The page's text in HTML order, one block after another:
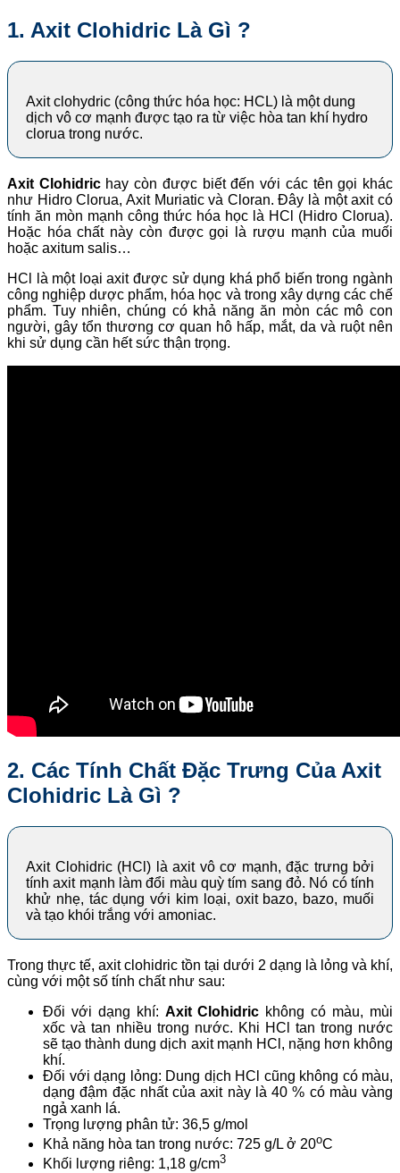
1. Axit Clohidric Là Gì ?
Axit clohydric (công thức hóa học: HCL) là một dung
dịch vô cơ mạnh được tạo ra từ việc hòa tan khí hydro
clorua trong nước.
Axit Clohidrichay còn được biết đến với các tên gọi khác
như Hidro Clorua, Axit Muriatic và Cloran. Đây là một axit có
tính ăn mòn mạnh công thức hóa học là HCl (Hidro Clorua).
Hoặc hóa chất này còn được gọi là rượu mạnh của muối
hoặc axitum salis…
HCl là một loại axit được sử dụng khá phổ biến trong ngành
công nghiệp dược phẩm, hóa học và trong xây dựng các chế
phẩm. Tuy nhiên, chúng có khả năng ăn mòn các mô con
người, gây tổn thương cơ quan hô hấp, mắt, da và ruột nên
khi sử dụng cần hết sức thận trọng.
2. Các Tính Chất Đặc Trưng Của Axit
Clohidric Là Gì ?
Axit Clohidric (HCl) là axit vô cơ mạnh, đặc trưng bởi
tính axit mạnh làm đổi màu quỳ tím sang đỏ. Nó có tính
khử nhẹ, tác dụng với kim loại, oxit bazo, bazo, muối
và tạo khói trắng với amoniac.
Trong thực tế, axit clohidric tồn tại dưới 2 dạng là lỏng và khí,
cùng với một số tính chất như sau:
Đối với dạng khí: Axit Clohidric không có màu, mùi
xốc và tan nhiều trong nước. Khi HCl tan trong nước
sẽ tạo thành dung dịch axit mạnh HCl, nặng hơn không
khí.
Đối với dạng lỏng: Dung dịch HCl cũng không có màu,
dạng đậm đặc nhất của axit này là 40 % có màu vàng
ngả xanh lá.
Trọng lượng phân tử: 36,5 g/mol
Khả năng hòa tan trong nước: 725 g/L ở 20oC
Khối lượng riêng: 1,18 g/cm3